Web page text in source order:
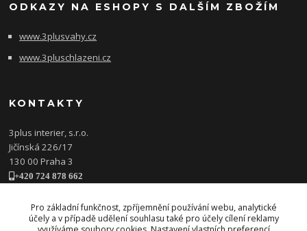
ODKAZY NA ESHOPY S DALŠÍM ZBOŽÍM
www.3plusvahy.cz
www.3pluschlazeni.cz
KONTAKTY
3plus interier, s.r.o.
Jičínská 226/17
130 00 Praha 3
+420 724 878 662
www.3plusinterier.cz
facebook
Pro základní funkčnost, zpříjemnění používání webu, analytické
účely a v případě udělení souhlasu také pro účely cílení reklamy